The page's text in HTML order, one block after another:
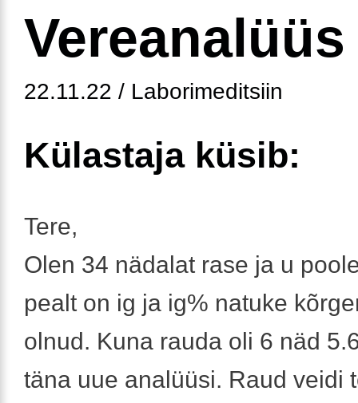
Vereanalüüs
22.11.22 / Laborimeditsiin
Külastaja küsib:
Tere,
Olen 34 nädalat rase ja u
pealt on ig ja ig% natuke
olnud. Kuna rauda oli 6 näd
täna uue analüüsi. Raud veidi